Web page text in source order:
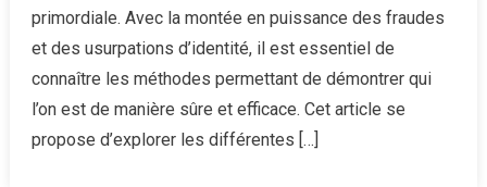
:
enjeu
primordiale. Avec la montée en puissance des fraudes
et des usurpations d’identité, il est essentiel de
connaître les méthodes permettant de démontrer qui
l’on est de manière sûre et efficace. Cet article se
propose d’explorer les différentes […]